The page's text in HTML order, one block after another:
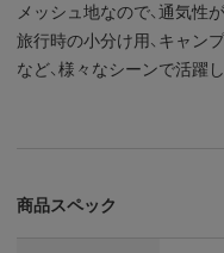
メッシュ地なので、通気性
旅行時の小分け用、キャン
など、様々なシーンで活躍
商品スペック